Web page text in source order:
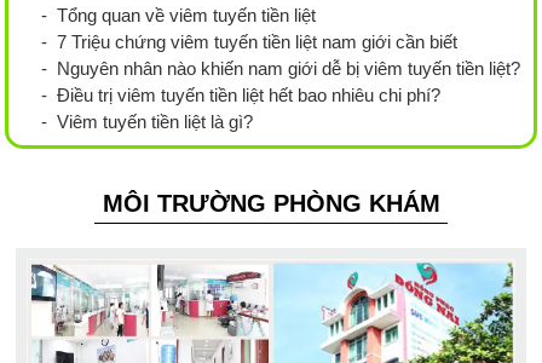
- Tổng quan về viêm tuyến tiền liệt
- 7 Triệu chứng viêm tuyến tiền liệt nam giới cần biết
- Nguyên nhân nào khiến nam giới dễ bị viêm tuyến tiền liệt?
- Điều trị viêm tuyến tiền liệt hết bao nhiêu chi phí?
- Viêm tuyến tiền liệt là gì?
MÔI TRƯỜNG PHÒNG KHÁM